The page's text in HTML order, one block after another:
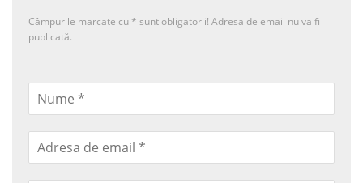
Câmpurile marcate cu * sunt obligatorii! Adresa de email nu va fi
publicată.